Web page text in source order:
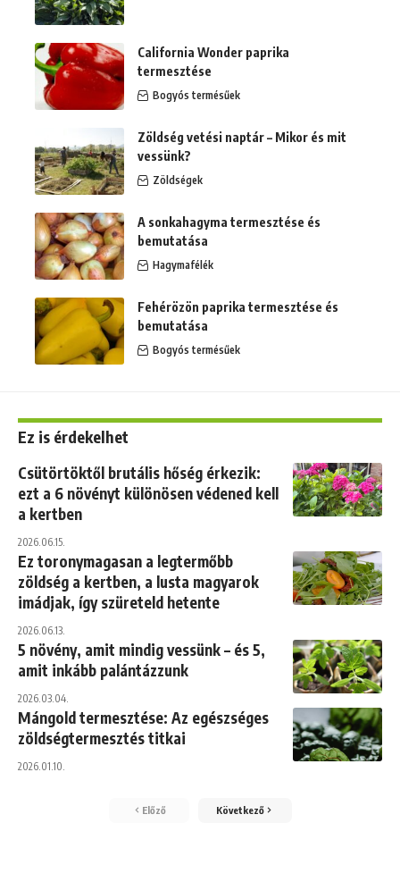
California Wonder paprika
termesztése
Bogyós termésűek
Zöldség vetési naptár – Mikor és mit
vessünk?
Zöldségek
A sonkahagyma termesztése és
bemutatása
Hagymafélék
Fehérözön paprika termesztése és
bemutatása
Bogyós termésűek
Ez is érdekelhet
Csütörtöktől brutális hőség érkezik:
ezt a 6 növényt különösen védened kell
a kertben
2026.06.15.
Ez toronymagasan a legtermőbb
zöldség a kertben, a lusta magyarok
imádjak, így szüreteld hetente
2026.06.13.
5 növény, amit mindig vessünk – és 5,
amit inkább palántázzunk
2026.03.04.
Mángold termesztése: Az egészséges
zöldségtermesztés titkai
2026.01.10.
Előző Következő